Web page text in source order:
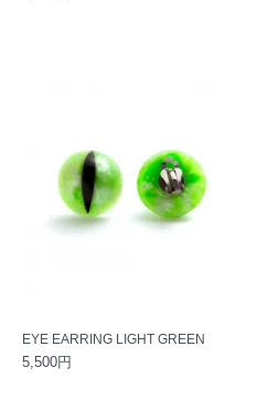
EYE EARRING LIGHT GREEN
5,500円